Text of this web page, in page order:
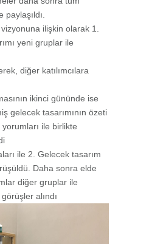
paylaşıldı.
ilişkin olarak 1.
yeni gruplar ile
diğer katılımcılara
ikinci gününde ise
gelecek tasarımının özeti
yorumları ile birlikte
ile 2. Gelecek tasarım
Daha sonra elde
diğer gruplar ile
alındı